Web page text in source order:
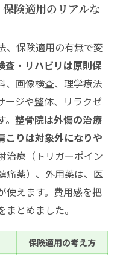
険適用のリアルな
、保険適用の有無で変
査・リハビリは原則保
、画像検査、理学療法
ージや整体、リラクゼ
整骨院は外傷の治療
こりは対象外になりや
治療（トリガーポイン
痛薬）、外用薬は、医
使えます。費用感を把
とめました。
保険適用の考え方